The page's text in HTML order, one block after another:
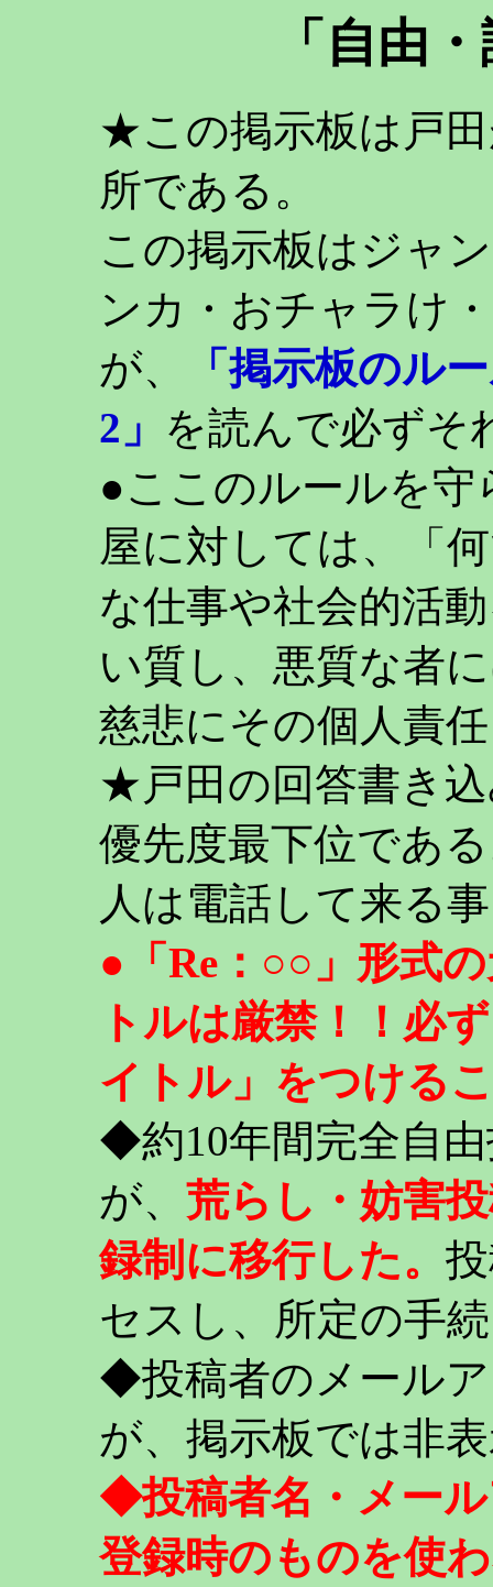
「自由
★この掲示板は戸
所である。
この掲示板はジャ
ンカ・おチャラけ
が、
「掲示板のル
2」 を読んで必ずそ
●ここのルールを守
屋に対しては、「
な仕事や社会的活
い質し、悪質な者
慈悲にその個人責
★戸田の回答書き
優先度最下位であ
人は電話して来る
●「Re：○○」形式
トルは厳禁！！必
イトル」をつける
◆約10年間完全自
が、 荒らし・妨害
録制に移行した。
セスし、所定の手
◆投稿者のメール
が、掲示板では非
◆投稿者名・メー
登録時のものを使